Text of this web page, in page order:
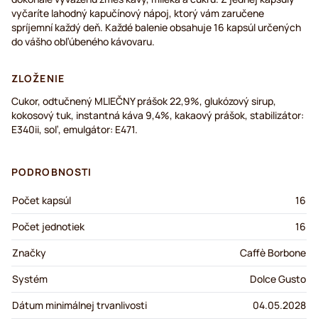
vyčaríte lahodný kapučínový nápoj, ktorý vám zaručene
spríjemní každý deň. Každé balenie obsahuje 16 kapsúl určených
do vášho obľúbeného kávovaru.
ZLOŽENIE
Cukor, odtučnený MLIEČNY prášok 22,9%, glukózový sirup,
kokosový tuk, instantná káva 9,4%, kakaový prášok, stabilizátor:
E340ii, soľ, emulgátor: E471.
PODROBNOSTI
Počet kapsúl
16
Počet jednotiek
16
Značky
Caffè Borbone
Systém
Dolce Gusto
Dátum minimálnej trvanlivosti
04.05.2028